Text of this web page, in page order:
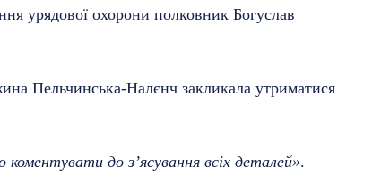
урядової охорони полковник Богуслав
Пельчинська-Налєнч закликала утриматися
до з’ясування всіх деталей».